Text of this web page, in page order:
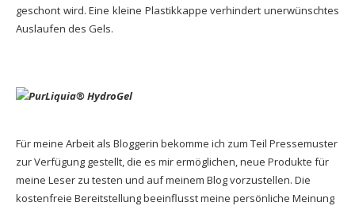
geschont wird. Eine kleine Plastikkappe verhindert unerwünschtes
Auslaufen des Gels.
Für meine Arbeit als Bloggerin bekomme ich zum Teil Pressemuster
zur Verfügung gestellt, die es mir ermöglichen, neue Produkte für
meine Leser zu testen und auf meinem Blog vorzustellen. Die
kostenfreie Bereitstellung beeinflusst meine persönliche Meinung